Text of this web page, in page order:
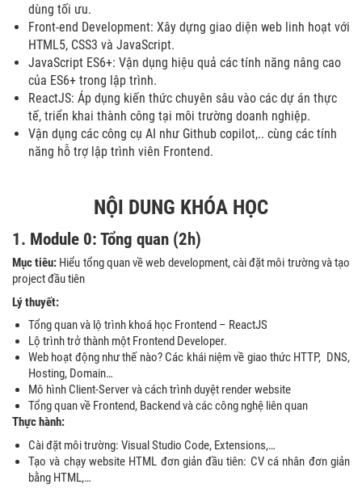
dùng tối ưu.
Front-end Development: Xây dựng giao diện web linh hoạt với
HTML5, CSS3 và JavaScript.
JavaScript ES6+: Vận dụng hiệu quả các tính năng nâng cao
của ES6+ trong lập trình.
ReactJS: Áp dụng kiến thức chuyên sâu vào các dự án thực
tế, triển khai thành công tại môi trường doanh nghiệp.
Vận dụng các công cụ AI như Github copilot,.. cùng các tính
năng hỗ trợ lập trình viên Frontend.
NỘI DUNG KHÓA HỌC
1. Module 0: Tổng quan (2h)
Mục tiêu: Hiểu tổng quan về web development, cài đặt môi trường và tạo
project đầu tiên
Lý thuyết:
Tổng quan và lộ trình khoá học Frontend – ReactJS
Lộ trình trở thành một Frontend Developer.
Web hoạt động như thế nào? Các khái niệm về giao thức HTTP, DNS,
Hosting, Domain…
Mô hình Client-Server và cách trình duyệt render website
Tổng quan về Frontend, Backend và các công nghệ liên quan
Thực hành:
Cài đặt môi trường: Visual Studio Code, Extensions,…
Tạo và chạy website HTML đơn giản đầu tiên: CV cá nhân đơn giản
bằng HTML,…